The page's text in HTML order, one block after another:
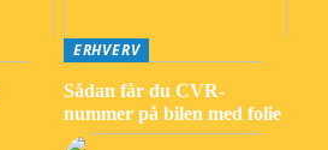
ERHVERV
Sådan får du CVR-
nummer på bilen med folie